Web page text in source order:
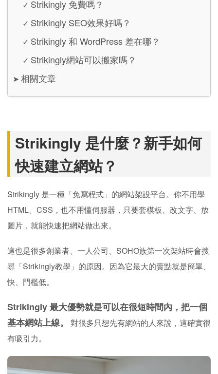
✓ Strikingly 免費嗎？
✓ Strikingly SEO效果好嗎？
✓ Strikingly 和 WordPress 差在哪？
✓ Strikingly網站可以搬家嗎？
➤ 相關文章
Strikingly 是什麼？新手如何
快速建立網站？
Strikingly 是一種「免寫程式」的網站架設平台。你不用學
HTML、CSS，也不用懂伺服器，只要套模板、改文字、放
圖片，就能快速把網站做出來。
這也是很多創業者、一人公司、SOHO族第一次架站時會搜
尋「Strikingly教學」的原因。因為它最大的賣點就是簡單、
快、門檻低。
Strikingly 最大優勢就是可以在很短時間內，把一個
基本網站上線。
對很多只想先有網站的人來說，這確實很
有吸引力。